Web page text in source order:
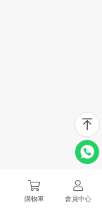
購物車 會員中心